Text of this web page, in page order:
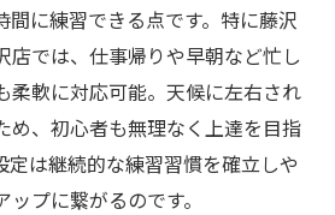
安心して始められるサポート体
フスクールで基礎からしっか
間に練習できる点です。特に藤沢
店では、仕事帰りや早朝など忙し
柔軟に対応可能。天候に左右され
め、初心者も無理なく上達を目指
定は継続的な練習習慣を確立しや
プに繋がるのです。